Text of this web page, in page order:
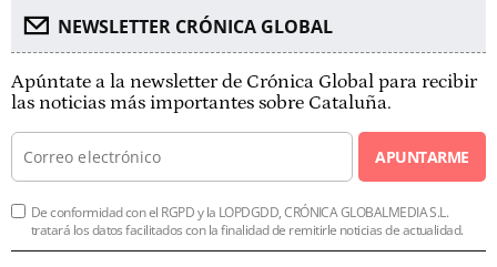
NEWSLETTER CRÓNICA GLOBAL
Apúntate a la newsletter de Crónica Global para recibir
las noticias más importantes sobre Cataluña.
APUNTARME
De conformidad con el RGPD y la LOPDGDD, CRÓNICA GLOBALMEDIA S.L.
tratará los datos facilitados con la finalidad de remitirle noticias de actualidad.